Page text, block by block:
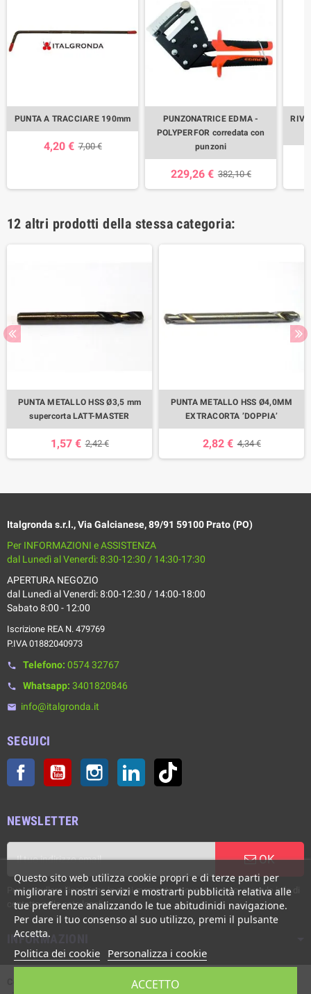
PUNTA A TRACCIARE 190mm
4,20 € 7,00 €
PUNZONATRICE EDMA -
POLYPERFOR corredata con
punzoni
229,26 € 382,10 €
12 altri prodotti della stessa categoria:
PUNTA METALLO HSS Ø3,5 mm
supercorta LATT-MASTER
1,57 € 2,42 €
PUNTA METALLO HSS Ø4,0MM
EXTRACORTA ’DOPPIA’
2,82 € 4,34 €
Italgronda s.r.l., Via Galcianese, 89/91 59100 Prato (PO)
Per INFORMAZIONI e ASSISTENZA
dal Lunedì al Venerdì: 8:30-12:30 / 14:30-17:30
APERTURA NEGOZIO
dal Lunedì al Venerdì: 8:00-12:30 / 14:00-18:00
Sabato 8:00 - 12:00
Iscrizione REA N. 479769
P.IVA 01882040973
phone Telefono: 0574 32767
phone Whatsapp: 3401820846
email info@italgronda.it
SEGUICI
Facebook YouTube Instagram LinkedIn
NEWSLETTER
OK
Puoi annullare l'iscrizione in ogni momento. A questo scopo, cerca le info di
contatto nelle note legali.
INFORMAZIONI
Questo sito web utilizza cookie propri e di terze parti per
migliorare i nostri servizi e mostrarti pubblicità relativa alle
tue preferenze analizzando le tue abitudinidi navigazione.
Per dare il tuo consenso al suo utilizzo, premi il pulsante
Accetta.
Politica dei cookie Personalizza i cookie
ACCETTO
Copyright © Italgronda s.r.l. 2002/2026. Tutti i diritti sono riservati. E'